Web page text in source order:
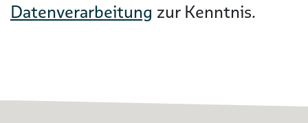
Datenverarbeitung zur Kenntnis.